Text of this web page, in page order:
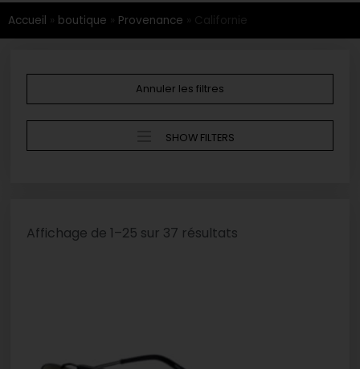
Accueil » boutique » Provenance » Californie
Annuler les filtres
SHOW FILTERS
Affichage de 1–25 sur 37 résultats